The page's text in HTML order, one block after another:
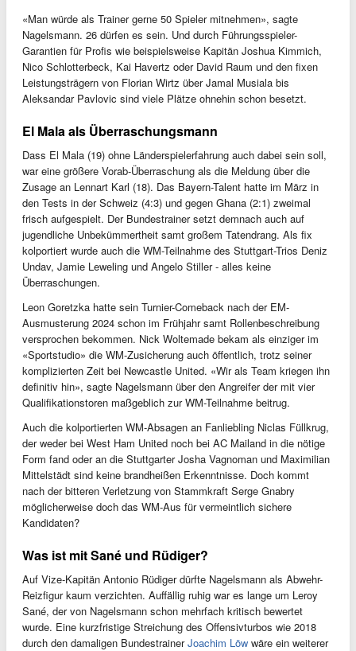
«Man würde als Trainer gerne 50 Spieler mitnehmen», sagte
Nagelsmann. 26 dürfen es sein. Und durch Führungsspieler-
Garantien für Profis wie beispielsweise Kapitän Joshua Kimmich,
Nico Schlotterbeck, Kai Havertz oder David Raum und den fixen
Leistungsträgern von Florian Wirtz über Jamal Musiala bis
Aleksandar Pavlovic sind viele Plätze ohnehin schon besetzt.
El Mala als Überraschungsmann
Dass El Mala (19) ohne Länderspielerfahrung auch dabei sein soll,
war eine größere Vorab-Überraschung als die Meldung über die
Zusage an Lennart Karl (18). Das Bayern-Talent hatte im März in
den Tests in der Schweiz (4:3) und gegen Ghana (2:1) zweimal
frisch aufgespielt. Der Bundestrainer setzt demnach auch auf
jugendliche Unbekümmertheit samt großem Tatendrang. Als fix
kolportiert wurde auch die WM-Teilnahme des Stuttgart-Trios Deniz
Undav, Jamie Leweling und Angelo Stiller - alles keine
Überraschungen.
Leon Goretzka hatte sein Turnier-Comeback nach der EM-
Ausmusterung 2024 schon im Frühjahr samt Rollenbeschreibung
versprochen bekommen. Nick Woltemade bekam als einziger im
«Sportstudio» die WM-Zusicherung auch öffentlich, trotz seiner
komplizierten Zeit bei Newcastle United. «Wir als Team kriegen ihn
definitiv hin», sagte Nagelsmann über den Angreifer der mit vier
Qualifikationstoren maßgeblich zur WM-Teilnahme beitrug.
Auch die kolportierten WM-Absagen an Fanliebling Niclas Füllkrug,
der weder bei West Ham United noch bei AC Mailand in die nötige
Form fand oder an die Stuttgarter Josha Vagnoman und Maximilian
Mittelstädt sind keine brandheißen Erkenntnisse. Doch kommt
nach der bitteren Verletzung von Stammkraft Serge Gnabry
möglicherweise doch das WM-Aus für vermeintlich sichere
Kandidaten?
Was ist mit Sané und Rüdiger?
Auf Vize-Kapitän Antonio Rüdiger dürfte Nagelsmann als Abwehr-
Reizfigur kaum verzichten. Auffällig ruhig war es lange um Leroy
Sané, der von Nagelsmann schon mehrfach kritisch bewertet
wurde. Eine kurzfristige Streichung des Offensivturbos wie 2018
durch den damaligen BundestrainerJoachim Löw wäre ein weiterer